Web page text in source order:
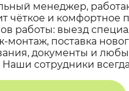
менеджер,
чёткое и комфортное
работы: выезд
монтаж, поставка
документы и
сотрудники